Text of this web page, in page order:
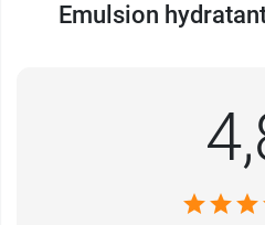
Emulsion